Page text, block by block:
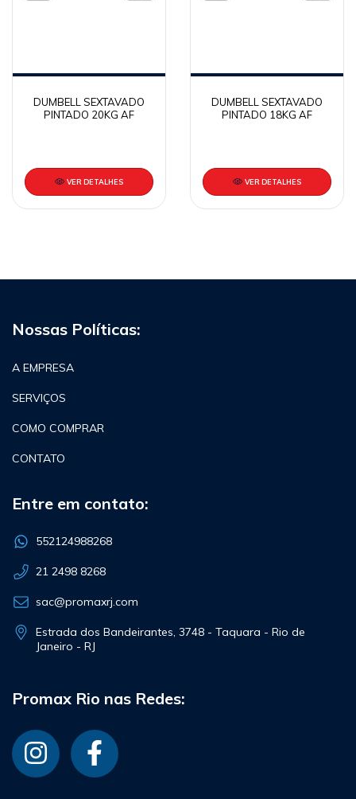
DUMBELL SEXTAVADO
PINTADO 20KG AF
VER DETALHES
DUMBELL SEXTAVADO
PINTADO 18KG AF
VER DETALHES
Nossas Políticas:
A EMPRESA
SERVIÇOS
COMO COMPRAR
CONTATO
Entre em contato:
552124988268
21 2498 8268
sac@promaxrj.com
Estrada dos Bandeirantes, 3748 - Taquara - Rio de
Janeiro - RJ
Promax Rio nas Redes: